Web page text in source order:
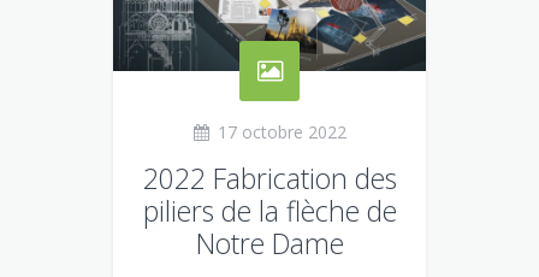
17 octobre 2022
2022 Fabrication des
piliers de la flèche de
Notre Dame